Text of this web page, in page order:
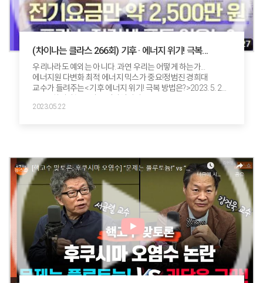
(차이나는 클라스 266회) 기후 · 에너지 위기! 극복
방법은?
우리나라도 예외는 아니다. 과연 우리는 어떻게 하는가...
에너지원 다변화 최적 에너지 믹스가 중요!정범진 경희대
교수가 들려주는< 기후 에너지 위기! 극복 방법은?>2023. 5. 21.
2023.05.22